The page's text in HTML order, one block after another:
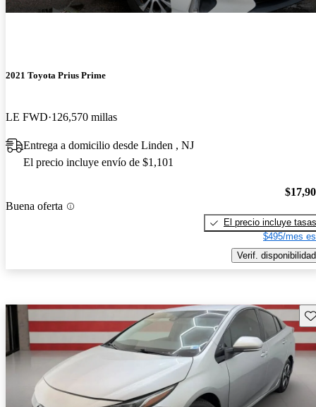
2021 Toyota Prius Prime
LE FWD 126,570 millas
Entrega a domicilio desde Linden , NJ
El precio incluye envío de $1,101
Buena oferta
El precio incluye tasas
$495/mes
Verif. disponibilidad